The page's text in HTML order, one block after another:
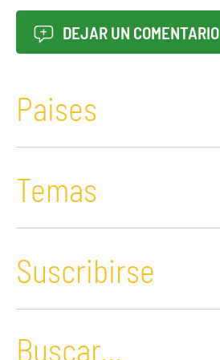
DEJAR UN COMENTARIO
Paises
Temas
Suscribirse